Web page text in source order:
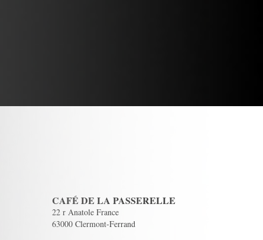
CAFÉ DE LA PASSERELLE
22 r Anatole France
63000 Clermont-Ferrand